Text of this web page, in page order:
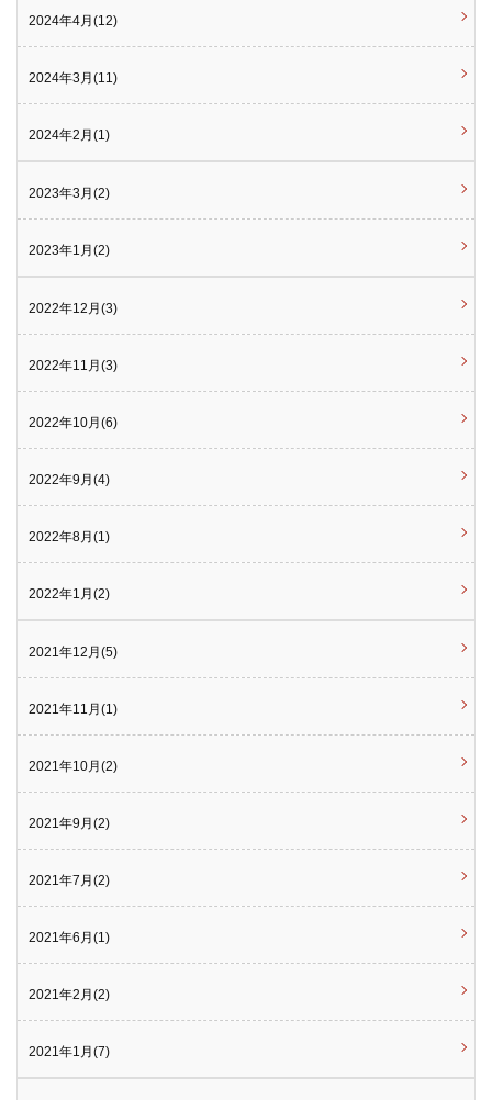
2024年4月(12)
2024年3月(11)
2024年2月(1)
2023年3月(2)
2023年1月(2)
2022年12月(3)
2022年11月(3)
2022年10月(6)
2022年9月(4)
2022年8月(1)
2022年1月(2)
2021年12月(5)
2021年11月(1)
2021年10月(2)
2021年9月(2)
2021年7月(2)
2021年6月(1)
2021年2月(2)
2021年1月(7)